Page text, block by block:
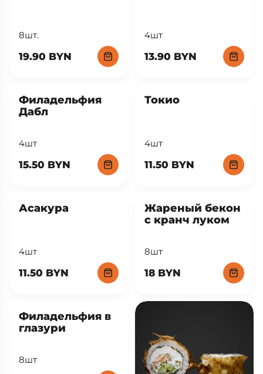
8шт.
19.90 BYN
4шт
13.90 BYN
Филадельфия
Дабл
4шт
15.50 BYN
Токио
4шт
11.50 BYN
Асакура
4шт
11.50 BYN
Жареный бекон
с кранч луком
8шт
18 BYN
Филадельфия в
глазури
8шт